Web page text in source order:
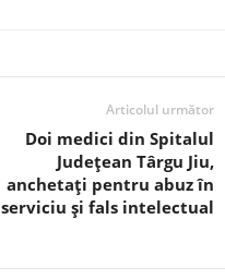
Articolul următor
Doi medici din Spitalul
Județean Târgu Jiu,
anchetați pentru abuz în
serviciu și fals intelectual